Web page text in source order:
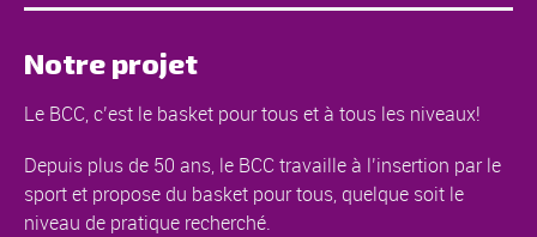
Notre projet
Le BCC, c’est le basket pour tous et à tous les niveaux!
Depuis plus de 50 ans, le BCC travaille à l’insertion par le
sport et propose du basket pour tous, quelque soit le
niveau de pratique recherché.